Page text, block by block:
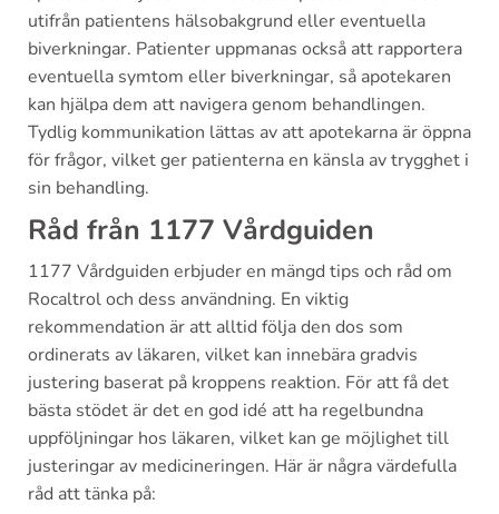
utifrån patientens hälsobakgrund eller eventuella
biverkningar. Patienter uppmanas också att rapportera
eventuella symtom eller biverkningar, så apotekaren
kan hjälpa dem att navigera genom behandlingen.
Tydlig kommunikation lättas av att apotekarna är öppna
för frågor, vilket ger patienterna en känsla av trygghet i
sin behandling.
Råd från 1177 Vårdguiden
1177 Vårdguiden erbjuder en mängd tips och råd om
Rocaltrol och dess användning. En viktig
rekommendation är att alltid följa den dos som
ordinerats av läkaren, vilket kan innebära gradvis
justering baserat på kroppens reaktion. För att få det
bästa stödet är det en god idé att ha regelbundna
uppföljningar hos läkaren, vilket kan ge möjlighet till
justeringar av medicineringen. Här är några värdefulla
råd att tänka på: